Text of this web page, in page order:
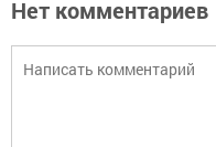
Нет комментариев